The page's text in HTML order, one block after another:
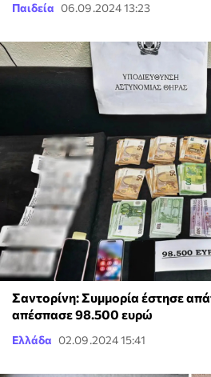
Παιδεία 06.09.2024 13:23
Σαντορίνη: Συμμορία έστησε
απέσπασε 98.500 ευρώ
Ελλάδα 02.09.2024 15:41